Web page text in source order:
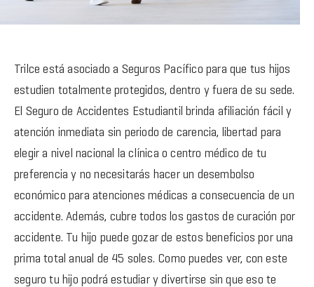
Trilce está asociado a Seguros Pacífico para que tus hijos
estudien totalmente protegidos, dentro y fuera de su sede.
El Seguro de Accidentes Estudiantil brinda afiliación fácil y
atención inmediata sin periodo de carencia, libertad para
elegir a nivel nacional la clínica o centro médico de tu
preferencia y no necesitarás hacer un desembolso
económico para atenciones médicas a consecuencia de un
accidente. Además, cubre todos los gastos de curación por
accidente. Tu hijo puede gozar de estos beneficios por una
prima total anual de 45 soles. Como puedes ver, con este
seguro tu hijo podrá estudiar y divertirse sin que eso te